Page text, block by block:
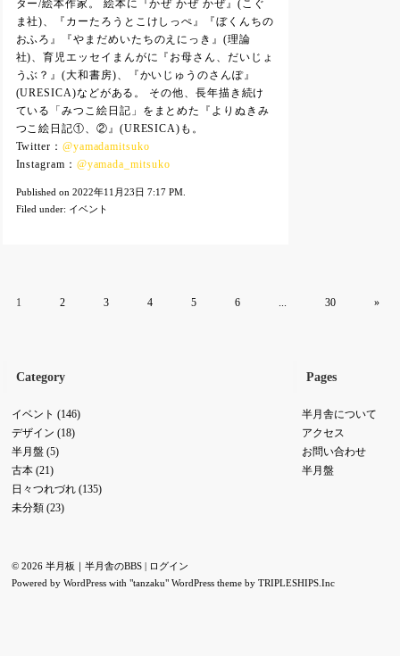
ター/絵本作家。 絵本に『かぜ かぜ かぜ』(こぐ
ま社)、『カーたろうとこけしっぺ』『ぼくんちの
おふろ』『やまだめいたちのえにっき』(理論
社)、育児エッセイまんがに『お母さん、だいじょ
うぶ？』(大和書房)、『かいじゅうのさんぽ』
(URESICA)などがある。 その他、長年描き続け
ている「みつこ絵日記」をまとめた『よりぬきみ
つこ絵日記①、②』(URESICA)も。
Twitter： @yamadamitsuko
Instagram： @yamada_mitsuko
Published on 2022年11月23日 7:17 PM.
Filed under: イベント
1 2 3 4 5 6 ... 30 »
Category
イベント (146)
デザイン (18)
半月盤(5)
古本(21)
日々つれづれ(135)
未分類(23)
Pages
半月舎について
アクセス
お問い合わせ
半月盤
© 2026 半月板｜半月舎のBBS | ログイン
Powered by WordPresswith "tanzaku" WordPress theme by TRIPLESHIPS.Inc